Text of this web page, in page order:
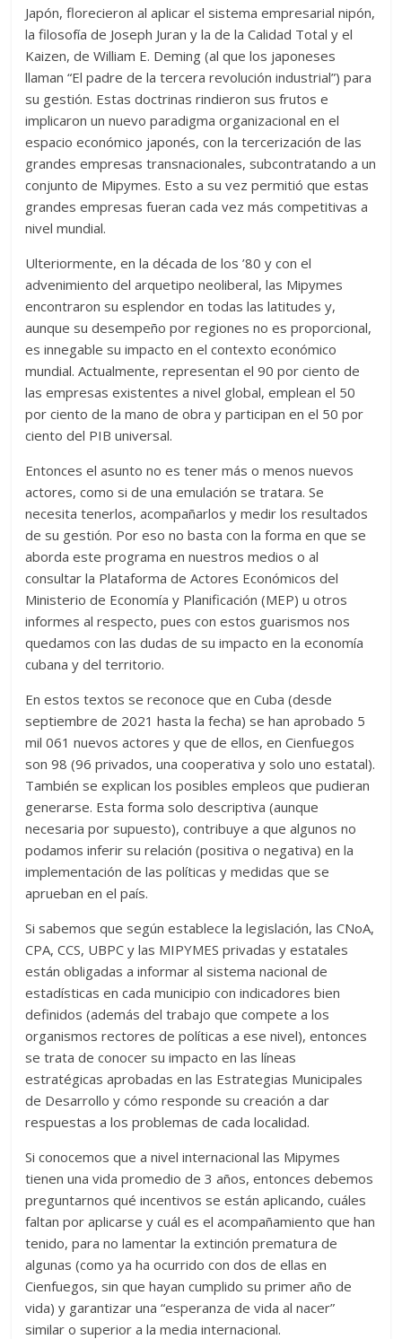
Japón, florecieron al aplicar el sistema empresarial nipón,
la filosofía de Joseph Juran y la de la Calidad Total y el
Kaizen, de William E. Deming (al que los japoneses
llaman “El padre de la tercera revolución industrial”) para
su gestión. Estas doctrinas rindieron sus frutos e
implicaron un nuevo paradigma organizacional en el
espacio económico japonés, con la tercerización de las
grandes empresas transnacionales, subcontratando a un
conjunto de Mipymes. Esto a su vez permitió que estas
grandes empresas fueran cada vez más competitivas a
nivel mundial.
Ulteriormente, en la década de los ’80 y con el
advenimiento del arquetipo neoliberal, las Mipymes
encontraron su esplendor en todas las latitudes y,
aunque su desempeño por regiones no es proporcional,
es innegable su impacto en el contexto económico
mundial. Actualmente, representan el 90 por ciento de
las empresas existentes a nivel global, emplean el 50
por ciento de la mano de obra y participan en el 50 por
ciento del PIB universal.
Entonces el asunto no es tener más o menos nuevos
actores, como si de una emulación se tratara. Se
necesita tenerlos, acompañarlos y medir los resultados
de su gestión. Por eso no basta con la forma en que se
aborda este programa en nuestros medios o al
consultar la Plataforma de Actores Económicos del
Ministerio de Economía y Planificación (MEP) u otros
informes al respecto, pues con estos guarismos nos
quedamos con las dudas de su impacto en la economía
cubana y del territorio.
En estos textos se reconoce que en Cuba (desde
septiembre de 2021 hasta la fecha) se han aprobado 5
mil 061 nuevos actores y que de ellos, en Cienfuegos
son 98 (96 privados, una cooperativa y solo uno estatal).
También se explican los posibles empleos que pudieran
generarse. Esta forma solo descriptiva (aunque
necesaria por supuesto), contribuye a que algunos no
podamos inferir su relación (positiva o negativa) en la
implementación de las políticas y medidas que se
aprueban en el país.
Si sabemos que según establece la legislación, las CNoA,
CPA, CCS, UBPC y las MIPYMES privadas y estatales
están obligadas a informar al sistema nacional de
estadísticas en cada municipio con indicadores bien
definidos (además del trabajo que compete a los
organismos rectores de políticas a ese nivel), entonces
se trata de conocer su impacto en las líneas
estratégicas aprobadas en las Estrategias Municipales
de Desarrollo y cómo responde su creación a dar
respuestas a los problemas de cada localidad.
Si conocemos que a nivel internacional las Mipymes
tienen una vida promedio de 3 años, entonces debemos
preguntarnos qué incentivos se están aplicando, cuáles
faltan por aplicarse y cuál es el acompañamiento que han
tenido, para no lamentar la extinción prematura de
algunas (como ya ha ocurrido con dos de ellas en
Cienfuegos, sin que hayan cumplido su primer año de
vida) y garantizar una “esperanza de vida al nacer”
similar o superior a la media internacional.